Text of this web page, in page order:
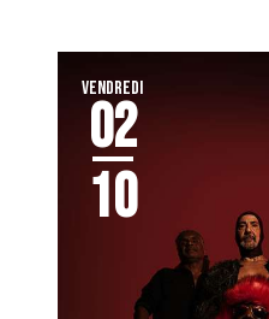
VENDREDI
02
10